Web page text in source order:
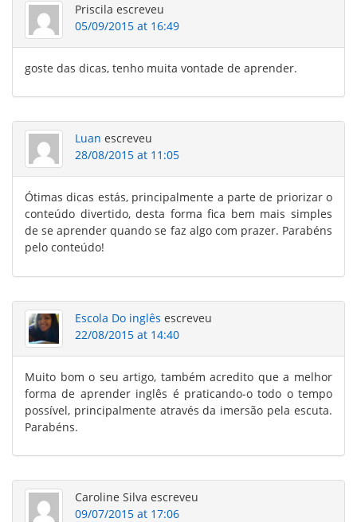
Priscila escreveu
05/09/2015 at 16:49
goste das dicas, tenho muita vontade de aprender.
Luan escreveu
28/08/2015 at 11:05
Ótimas dicas estás, principalmente a parte de priorizar o
conteúdo divertido, desta forma fica bem mais simples
de se aprender quando se faz algo com prazer. Parabéns
pelo conteúdo!
Escola Do inglês escreveu
22/08/2015 at 14:40
Muito bom o seu artigo, também acredito que a melhor
forma de aprender inglês é praticando-o todo o tempo
possível, principalmente através da imersão pela escuta.
Parabéns.
Caroline Silva escreveu
09/07/2015 at 17:06